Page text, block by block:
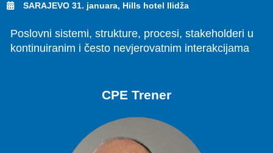
SARAJEVO 31. januara, Hills hotel Ilidža
Poslovni sistemi, strukture, procesi, stakeholderi u
kontinuiranim i često nevjerovatnim interakcijama
CPE Trener